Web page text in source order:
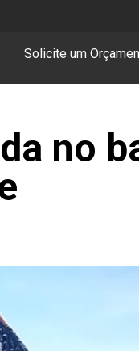
Solicite um
no